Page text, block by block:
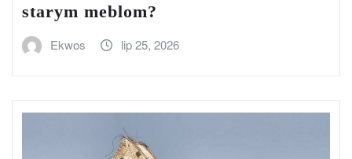
starym meblom?
Ekwos lip 25, 2026